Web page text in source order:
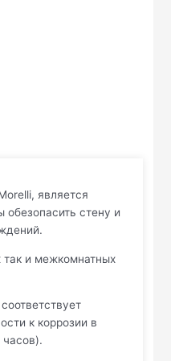
является
стену и
так и межкомнатных
к коррозии в